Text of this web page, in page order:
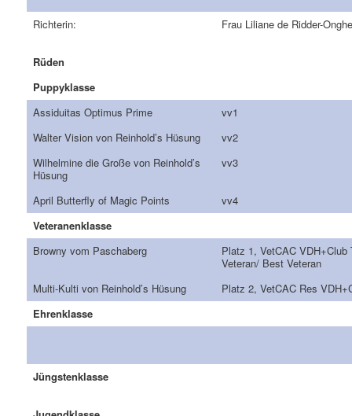
Richterin: Frau Liliane de Ridder-
Rüden
Puppyklasse
Assiduitas Optimus Prime
vv1
Walter Vision von Reinhold’s Hüsung
vv2
Wilhelmine die Große von Reinhold’s
Hüsung
vv3
April Butterfly of Magic Points
vv4
Veteranenklasse
Browny vom Paschaberg
Platz 1, VetCAC VDH+Club
Veteran/ Best Veteran
Multi-Kulti von Reinhold’s Hüsung
Platz 2, VetCAC Res
Ehrenklasse
Jüngstenklasse